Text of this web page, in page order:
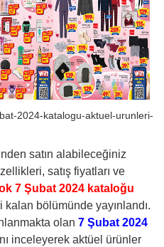
2024-katalogu-aktuel-urunleri-
satın alabileceğiniz
satış fiyatları ve
7 Şubat 2024 kataloğu
kalan bölümünde yayınlandı.
olan 7 Şubat 2024
inceleyerek aktüel ürünler